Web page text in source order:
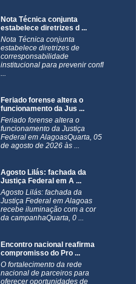
Nota Técnica conjunta
estabelece diretrizes d ...
Nota Técnica conjunta
estabelece diretrizes de
corresponsabilidade
institucional para prevenir confl
...
Feriado forense altera o
funcionamento da Jus ...
Feriado forense altera o
funcionamento da Justiça
Federal em AlagoasQuarta, 05
de agosto de 2026 às ...
Agosto Lilás: fachada da
Justiça Federal em A ...
Agosto Lilás: fachada da
Justiça Federal em Alagoas
recebe iluminação com a cor
da campanhaQuarta, 0 ...
Encontro nacional reafirma
compromisso do Pro ...
O fortalecimento da rede
nacional de parceiros para
oferecer oportunidades de